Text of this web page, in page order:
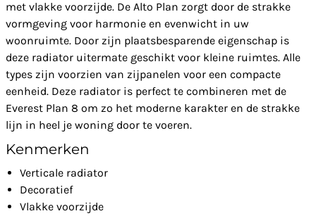
met vlakke voorzijde. De Alto Plan zorgt door de strakke
vormgeving voor harmonie en evenwicht in uw
woonruimte. Door zijn plaatsbesparende eigenschap is
deze radiator uitermate geschikt voor kleine ruimtes. Alle
types zijn voorzien van zijpanelen voor een compacte
eenheid. Deze radiator is perfect te combineren met de
Everest Plan 8 om zo het moderne karakter en de strakke
lijn in heel je woning door te voeren.
Kenmerken
Verticale radiator
Decoratief
Vlakke voorzijde